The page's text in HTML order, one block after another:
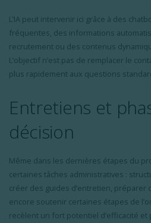
L’IA peut intervenir ici grâce à des
fréquentes, des informations
recrutement ou des contenus
L’objectif n’est pas de remplacer le
plus rapidement aux questions
Entretiens et
décision
Même dans les dernières étapes du
certaines tâches administratives :
créer des guides d’entretien, préparer
encore soutenir certaines étapes de
recèlent un fort potentiel d’efficacité